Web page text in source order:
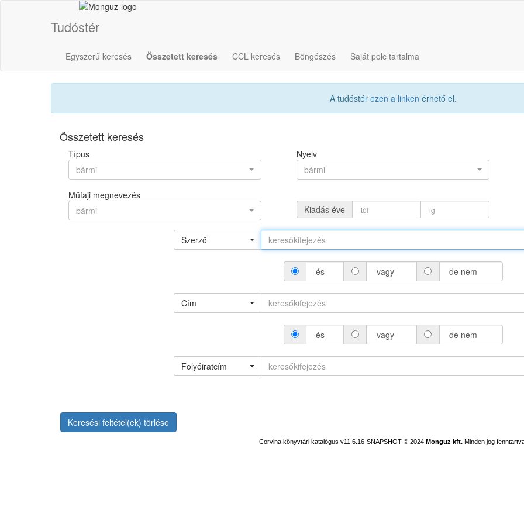
Tudóstér
Egyszerű keresés Összetett keresés CCL keresés Böngészés Saját polc tartalma
A tudóstér ezen a linken érhető el.
Összetett keresés
Típus
bármi
Nyelv
bármi
Műfaji megnevezés
bármi
Kiadás éve
Szerző
és vagy de nem
Cím
és vagy de nem
Folyóiratcím
Keresési feltétel(ek) törlése
Corvina könyvtári katalógus v11.6.16-SNAPSHOT © 2024 Monguz kft. Minden jog